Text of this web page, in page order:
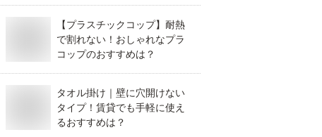
【プラスチックコップ】耐熱
で割れない！おしゃれなプラ
コップのおすすめは？
タオル掛け｜壁に穴開けない
タイプ！賃貸でも手軽に使え
るおすすめは？